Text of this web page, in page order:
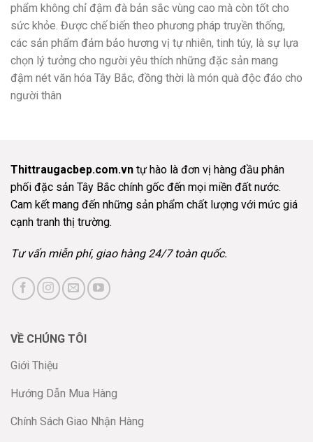
phẩm không chỉ đậm đà bản sắc vùng cao mà còn tốt cho
sức khỏe. Được chế biến theo phương pháp truyền thống,
các sản phẩm đảm bảo hương vị tự nhiên, tinh túy, là sự lựa
chọn lý tưởng cho người yêu thích những đặc sản mang
đậm nét văn hóa Tây Bắc, đồng thời là món quà độc đáo cho
người thân
Thittraugacbep.com.vn tự hào là đơn vị hàng đầu phân
phối đặc sản Tây Bắc chính gốc đến mọi miền đất nước.
Cam kết mang đến những sản phẩm chất lượng với mức giá
cạnh tranh thị trường.
Tư vấn miễn phí, giao hàng 24/7 toàn quốc.
VỀ CHÚNG TÔI
Giới Thiệu
Hướng Dẫn Mua Hàng
Chính Sách Giao Nhận Hàng